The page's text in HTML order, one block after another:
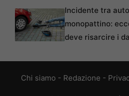
Incidente tra
monopattino:
deve risarcire i
Chi siamo - Redazione -